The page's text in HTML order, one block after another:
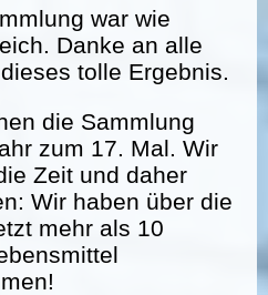
war wie
Danke an alle
tolle Ergebnis.
die Sammlung
zum 17. Mal. Wir
Zeit und daher
Wir haben über die
mehr als 10